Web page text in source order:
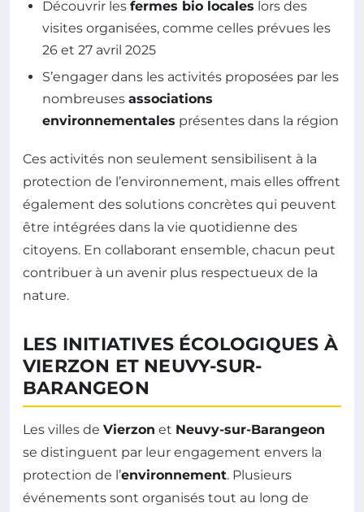
Découvrir les fermes bio locales lors des
visites organisées, comme celles prévues les
26 et 27 avril 2025
S’engager dans les activités proposées par les
nombreuses associations
environnementales présentes dans la région
Ces activités non seulement sensibilisent à la
protection de l’environnement, mais elles offrent
également des solutions concrètes qui peuvent
être intégrées dans la vie quotidienne des
citoyens. En collaborant ensemble, chacun peut
contribuer à un avenir plus respectueux de la
nature.
LES INITIATIVES ÉCOLOGIQUES À
VIERZON ET NEUVY-SUR-
BARANGEON
Les villes de Vierzon et Neuvy-sur-Barangeon
se distinguent par leur engagement envers la
protection de l’environnement. Plusieurs
événements sont organisés tout au long de